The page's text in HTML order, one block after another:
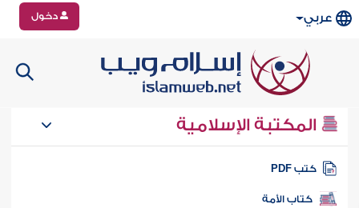
عربي دخول
المكتبة الإسلامية
كتب PDF